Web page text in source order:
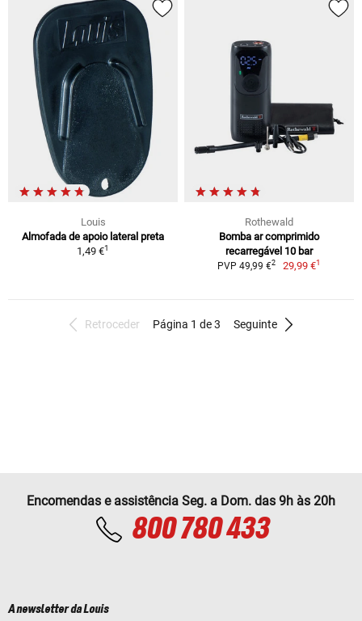
Louis
Almofada de apoio lateral preta
1,49 €1
Rothewald
Bomba ar comprimido
recarregável 10 bar
PVP 49,99 €2 29,99 €1
Retroceder Página 1 de 3 Seguinte
Encomendas e assistência Seg. a Dom. das 9h às 20h
800 780 433
A newsletter da Louis